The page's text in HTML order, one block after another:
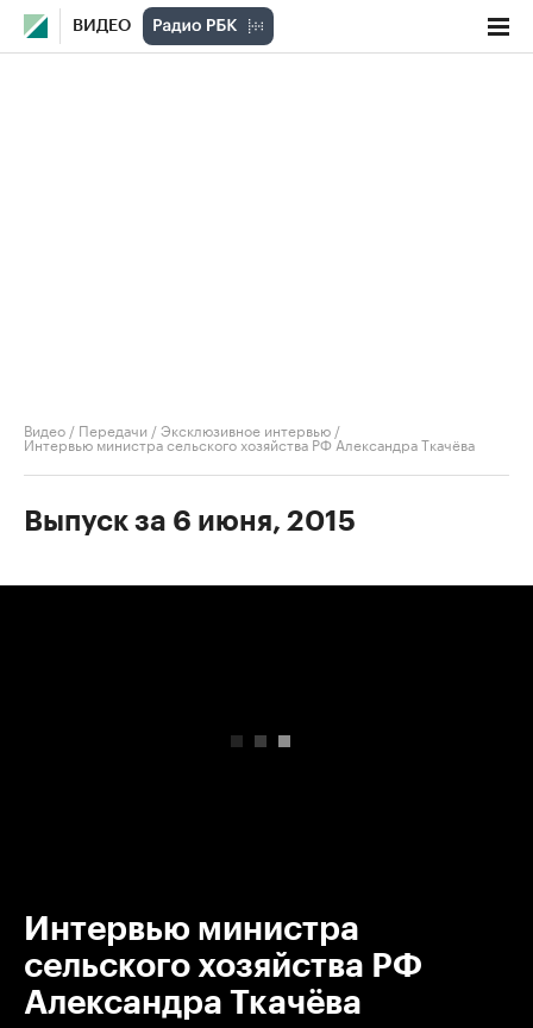
ВИДЕО
Видео / Передачи /Эксклюзивное интервью /
Интервью министра сельского хозяйства РФ Александра Ткачёва
Выпуск за 6 июня, 2015
Интервью министра
сельского хозяйства РФ
Александра Ткачёва